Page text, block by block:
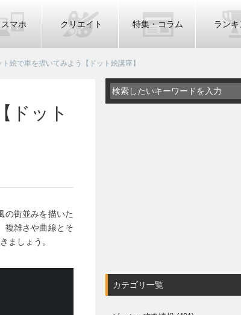
マホ クリエイト 特集・コラム ラン
ト絵で車を描いてみよう【ドット絵講座】
ドット
の街並みを描いた
複雑さや曲線とそ
ましょう。
カテゴリ一覧